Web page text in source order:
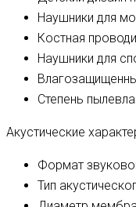
Наушники для
Костная
Наушники для
Степень
Акустические
Формат
Тип